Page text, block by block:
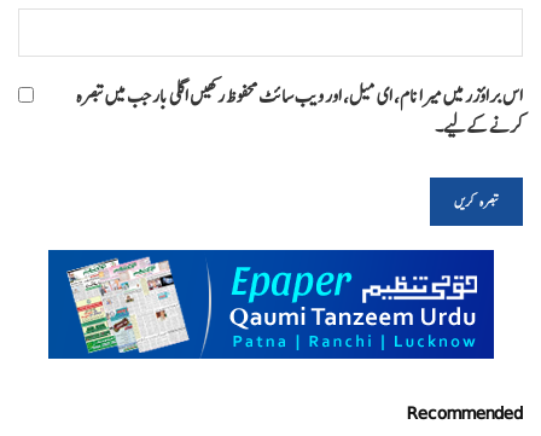
اس براؤزر میں میرا نام، ای میل، اور ویب سائٹ محفوظ رکھیں اگلی بار جب میں تبصرہ
کرنے کےلیے۔
Recommended